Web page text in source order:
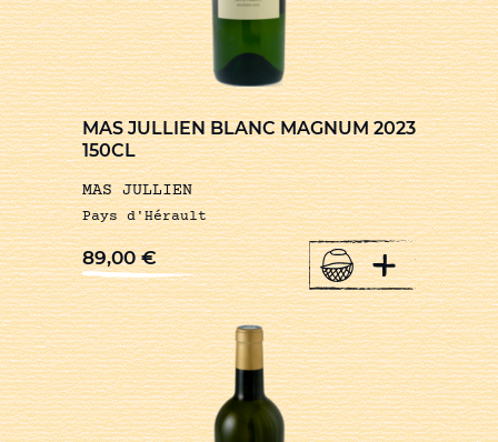
MAS JULLIEN BLANC MAGNUM 2023
150CL
MAS JULLIEN
Pays d'Hérault
89,00€ +